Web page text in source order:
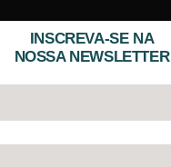
INSCREVA-SE NA
NOSSA NEWSLETTER